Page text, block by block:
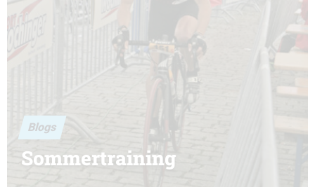
Blogs
Sommertraining